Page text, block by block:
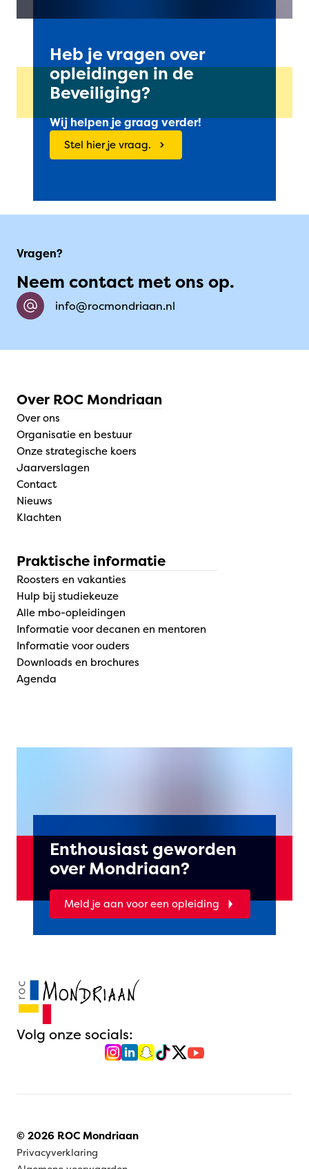
Heb je vragen over
opleidingen in de
Beveiliging?
Wij helpen je graag verder!
Stel hier je vraag.
Vragen?
Neem contact met ons op.
info@rocmondriaan.nl
Over ROC Mondriaan
Over ons
Organisatie en bestuur
Onze strategische koers
Jaarverslagen
Contact
Nieuws
Klachten
Praktische informatie
Roosters en vakanties
Hulp bij studiekeuze
Alle mbo-opleidingen
Informatie voor decanen en mentoren
Informatie voor ouders
Downloads en brochures
Agenda
Enthousiast geworden
over Mondriaan?
Meld je aan voor een opleiding
Volg onze socials:
© 2026 ROC Mondriaan
Privacyverklaring